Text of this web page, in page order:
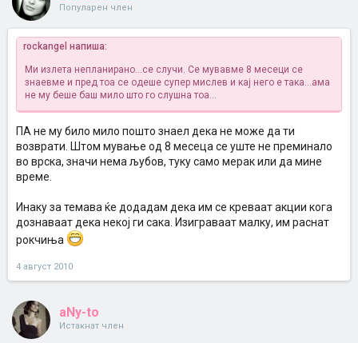
Популарен член
rockangel напиша:
Ми излета непланирано...се случи. Се мувавме 8 месеци се
знаевме и пред тоа се одеше супер мислев и кај него е така...ама
не му беше баш мило што го слушна тоа...
ПА не му било мило пошто знаел дека не може да ти
возврати. Штом мување од 8 месеца се уште не преминало
во врска, значи нема љубов, туку само мерак или да мине
време.
Инаку за темава ќе додадам дека им се креваат акции кога
дознаваат дека некој ги сака. Изиграваат малку, им раснат
рокчиња
4 август 2010
aNy-to
Истакнат член